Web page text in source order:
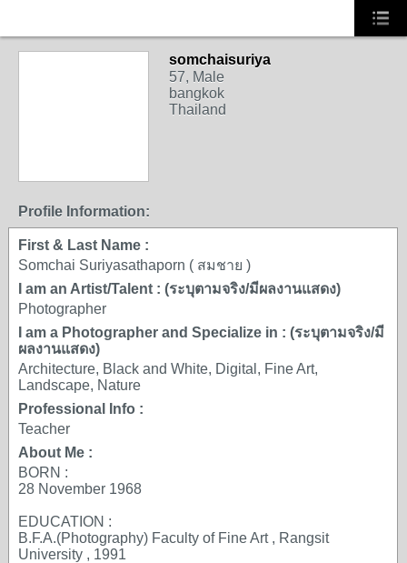
somchaisuriya
57, Male
bangkok
Thailand
Profile Information:
First & Last Name :
Somchai Suriyasathaporn ( สมชาย )
I am an Artist/Talent : (ระบุตามจริง/มีผลงานแสดง)
Photographer
I am a Photographer and Specialize in : (ระบุตามจริง/มี
ผลงานแสดง)
Architecture, Black and White, Digital, Fine Art,
Landscape, Nature
Professional Info :
Teacher
About Me :
BORN :
28 November 1968
EDUCATION :
B.F.A.(Photography) Faculty of Fine Art , Rangsit
University , 1991